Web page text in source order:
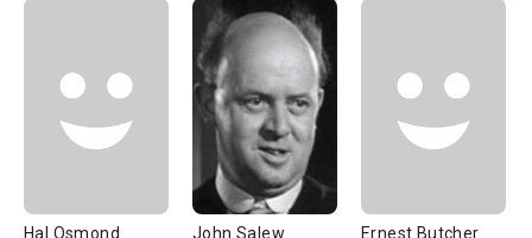
Hal Osmond John Salew Ernest Butcher